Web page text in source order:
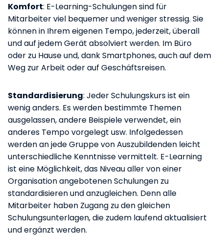
Komfort: E-Learning-Schulungen sind für
Mitarbeiter viel bequemer und weniger stressig. Sie
können in Ihrem eigenen Tempo, jederzeit, überall
und auf jedem Gerät absolviert werden. Im Büro
oder zu Hause und, dank Smartphones, auch auf dem
Weg zur Arbeit oder auf Geschäftsreisen.
Standardisierung: Jeder Schulungskurs ist ein
wenig anders. Es werden bestimmte Themen
ausgelassen, andere Beispiele verwendet, ein
anderes Tempo vorgelegt usw. Infolgedessen
werden an jede Gruppe von Auszubildenden leicht
unterschiedliche Kenntnisse vermittelt. E-Learning
ist eine Möglichkeit, das Niveau aller von einer
Organisation angebotenen Schulungen zu
standardisieren und anzugleichen. Denn alle
Mitarbeiter haben Zugang zu den gleichen
Schulungsunterlagen, die zudem laufend aktualisiert
und ergänzt werden.